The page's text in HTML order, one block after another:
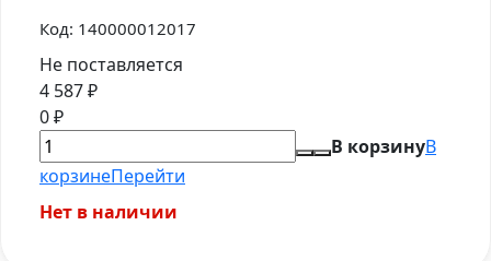
Код: 140000012017
Не поставляется
4 587₽
0₽
В корзинуВ
корзинеПерейти
Нет в наличии